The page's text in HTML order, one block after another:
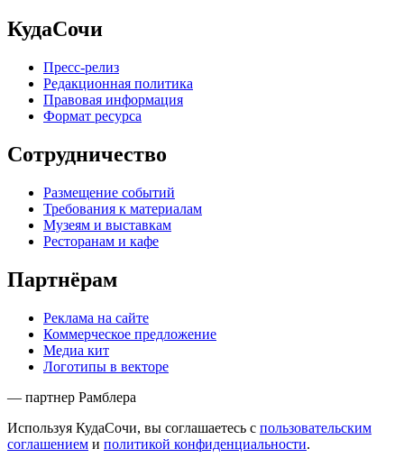
КудаСочи
Пресс-релиз
Редакционная политика
Правовая информация
Формат ресурса
Сотрудничество
Размещение событий
Требования к материалам
Музеям и выставкам
Ресторанам и кафе
Партнёрам
Реклама на сайте
Коммерческое предложение
Медиа кит
Логотипы в векторе
— партнер Рамблера
Используя КудаСочи, вы соглашаетесь с пользовательским
соглашением и политикой конфиденциальности.